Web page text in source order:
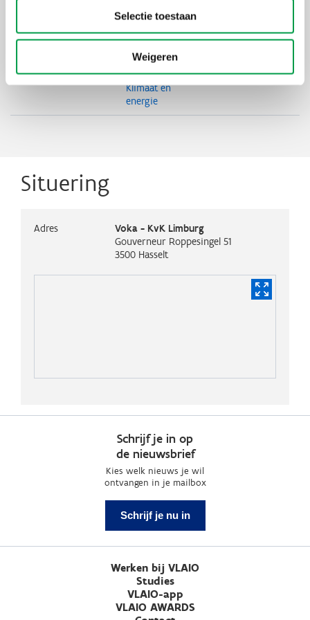
Selectie toestaan
Weigeren
Organisator Voka
Duurzaam
ondernemen
Klimaat en
energie
Situering
Adres
Voka - KvK Limburg
Gouverneur Roppesingel 51
3500 Hasselt
Schrijf je in op
de nieuwsbrief
Kies welk nieuws je wil
ontvangen in je mailbox
Schrijf je nu in
Werken bij VLAIO
Studies
VLAIO-app
VLAIO AWARDS